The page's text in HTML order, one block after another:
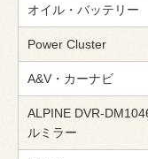
オイル・バッテリー
Power Cluster
A&V・カーナビ
ALPINE DVR-
ルミラー